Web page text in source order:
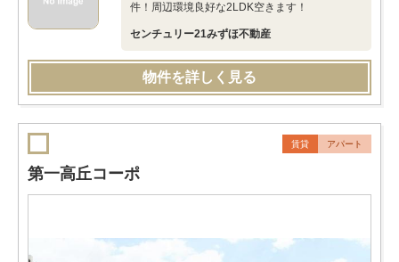
件！周辺環境良好な2LDK空きます！
センチュリー21みずほ不動産
物件を詳しく見る
賃貸 アパート
第一高丘コーポ